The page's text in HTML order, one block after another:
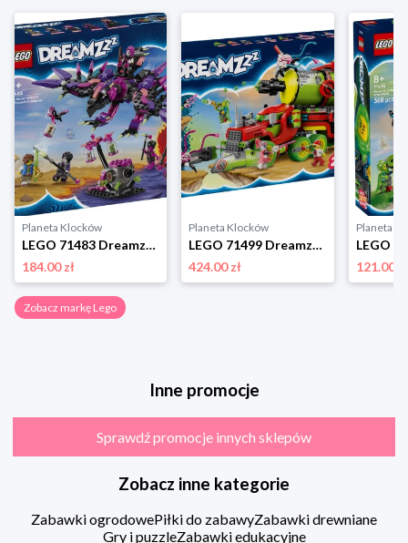
Planeta Klocków
LEGO 71483 Dreamzzz Stwory z koszmarów Nigdywiedźmy Lego
184.00 zł
Planeta Klocków
LEGO 71499 Dreamzzz Sprayowa ciężarówka Mateo Lego
424.00 zł
Planeta
121.00 zł
Zobacz markę Lego
Inne promocje
Sprawdź promocje innych sklepów
Zobacz inne kategorie
Zabawki ogrodowePiłki do zabawyZabawki drewniane
Gry i puzzleZabawki edukacyjne